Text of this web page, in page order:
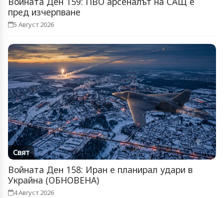
пред изчерпване
5 Август 2026
Свят
Войната Ден 158: Иран е планирал удари в
Украйна (ОБНОВЕНА)
4 Август 2026